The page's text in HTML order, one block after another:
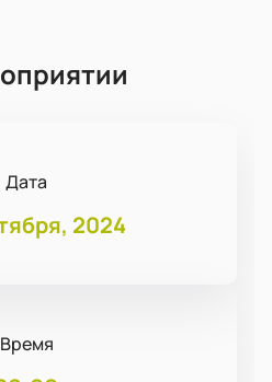
Дата
2024
Время